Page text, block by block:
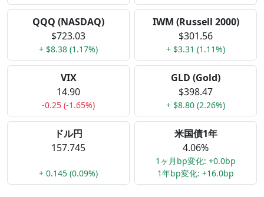
QQQ (NASDAQ)
$723.03
+ $8.38 (1.17%)
IWM (Russell 2000)
$301.56
+ $3.31 (1.11%)
VIX
14.90
-0.25 (-1.65%)
GLD (Gold)
$398.47
+ $8.80 (2.26%)
ドル円
157.745
+ 0.145 (0.09%)
米国債1年
4.06%
1ヶ月bp変化: +0.0bp
1年bp変化: +16.0bp